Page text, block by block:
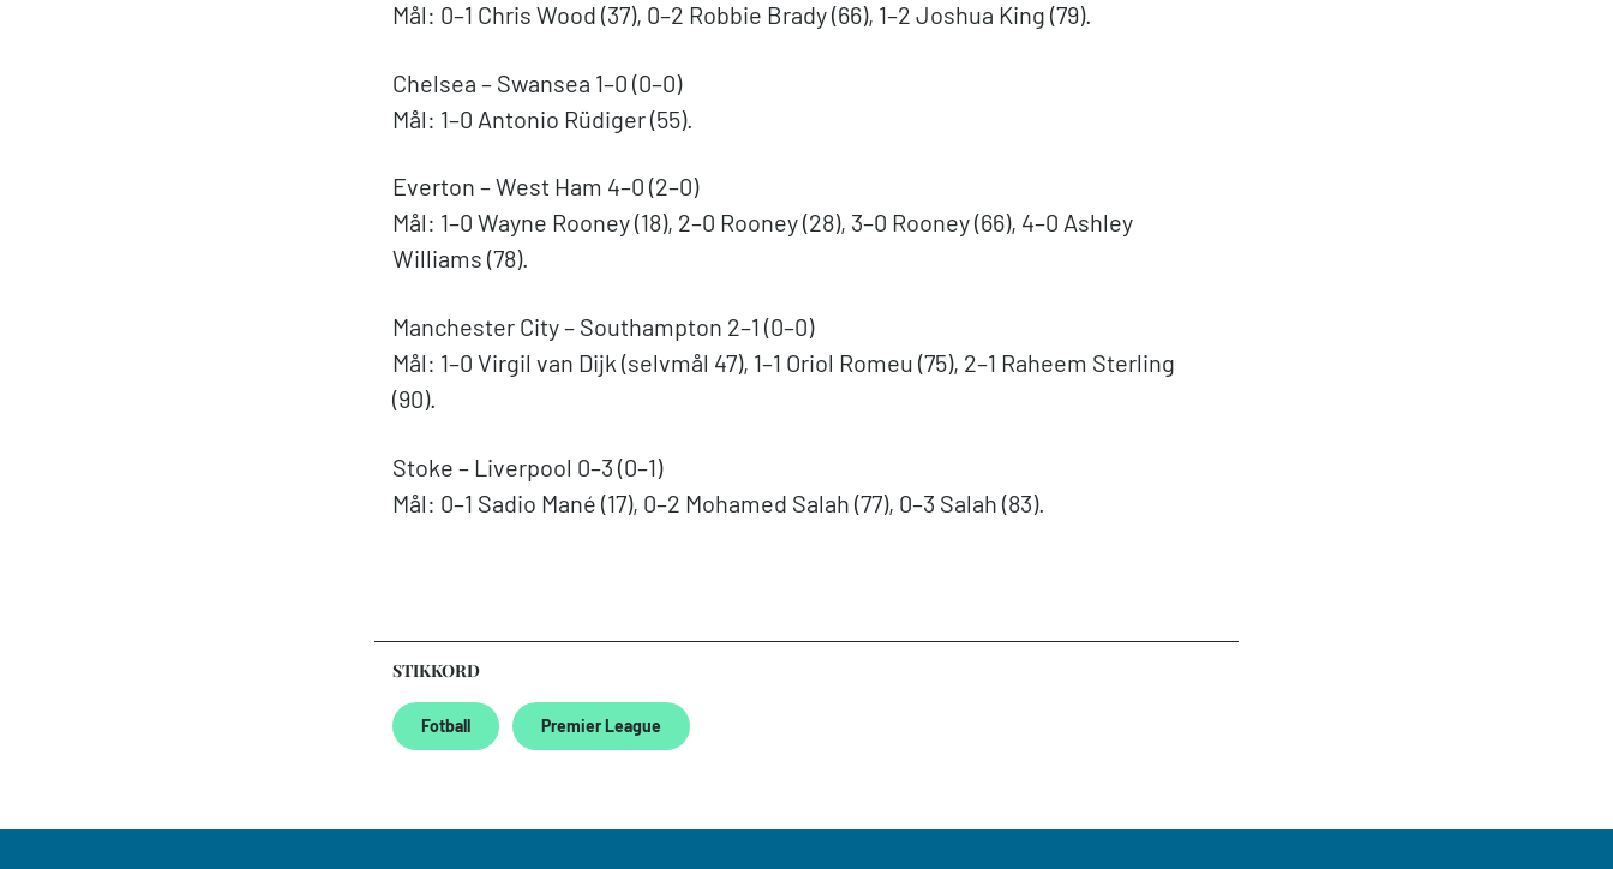
Mål: 0–1 Chris Wood (37), 0–2 Robbie Brady (66), 1–2 Joshua King (79).
Chelsea – Swansea 1–0 (0–0)
Mål: 1–0 Antonio Rüdiger (55).
Everton – West Ham 4–0 (2–0)
Mål: 1–0 Wayne Rooney (18), 2–0 Rooney (28), 3–0 Rooney (66), 4–0 Ashley
Williams (78).
Manchester City – Southampton 2–1 (0–0)
Mål: 1–0 Virgil van Dijk (selvmål 47), 1–1 Oriol Romeu (75), 2–1 Raheem Sterling
(90).
Stoke – Liverpool 0–3 (0–1)
Mål: 0–1 Sadio Mané (17), 0–2 Mohamed Salah (77), 0–3 Salah (83).
STIKKORD
Fotball Premier League